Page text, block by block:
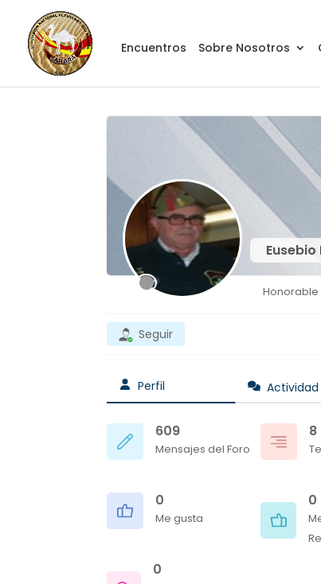
Encuentros Sobre Nosotros
Seguir
Perfil Actividad
609
Mensajes del Foro
8
0
Me gusta
0
0